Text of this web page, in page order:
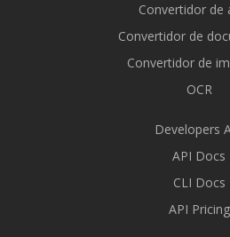
Convertidor de
Convertidor de
Convertidor de
OCR
Developers
API Docs
CLI Docs
API Pricing